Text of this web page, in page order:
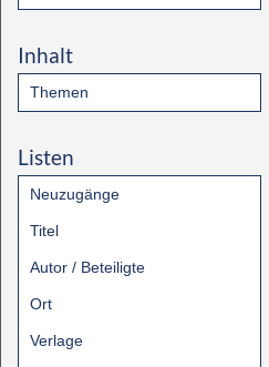
Inhalt
Themen
Listen
Neuzugänge
Titel
Autor / Beteiligte
Ort
Verlage